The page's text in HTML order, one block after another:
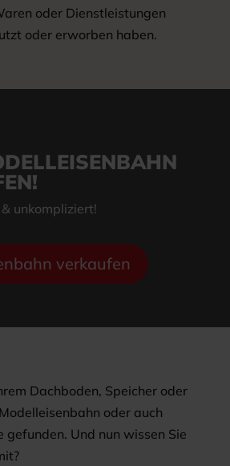
oder Dienstleistungen
oder erworben haben.
unkompliziert!
verkaufen
Dachboden, Speicher oder
oder auch
gefunden. Und nun wissen Sie